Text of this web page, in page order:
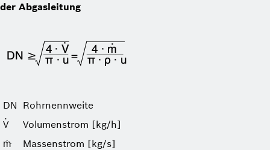
der Abgasleitung
DN Rohrnennweite
V
· Volumenstrom [kg/h]
ṁ
Massenstrom [kg/s]